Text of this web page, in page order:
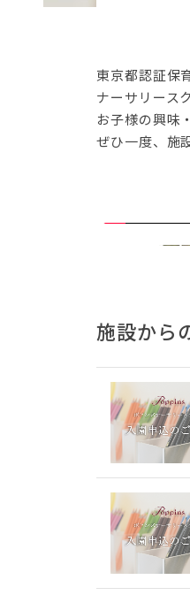
東京都認証保
ナーサリース
お子様の興味
ぜひ一度、施
施設から